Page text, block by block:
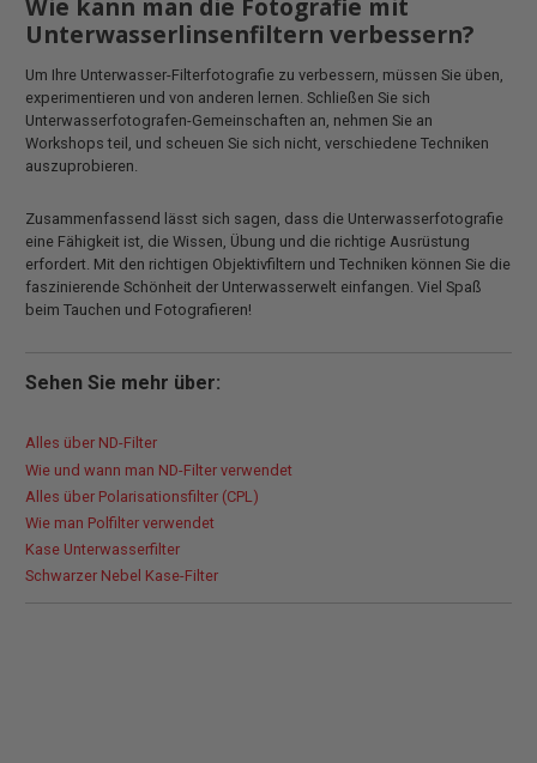
Unterwasserlinsenfiltern verbessern?
Um Ihre Unterwasser-Filterfotografie zu verbessern, müssen Sie üben,
experimentieren und von anderen lernen. Schließen Sie sich
Unterwasserfotografen-Gemeinschaften an, nehmen Sie an
Workshops teil, und scheuen Sie sich nicht, verschiedene Techniken
auszuprobieren.
Zusammenfassend lässt sich sagen, dass die Unterwasserfotografie
eine Fähigkeit ist, die Wissen, Übung und die richtige Ausrüstung
erfordert. Mit den richtigen Objektivfiltern und Techniken können Sie die
faszinierende Schönheit der Unterwasserwelt einfangen. Viel Spaß
beim Tauchen und Fotografieren!
Sehen Sie mehr über:
Alles über ND-Filter
Wie und wann man ND-Filter verwendet
Alles über Polarisationsfilter (CPL)
Wie man Polfilter verwendet
Kase Unterwasserfilter
Schwarzer Nebel Kase-Filter